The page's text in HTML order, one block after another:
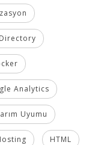
Analytics
Uyumu
HTML